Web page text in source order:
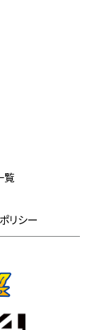
覧
リシー